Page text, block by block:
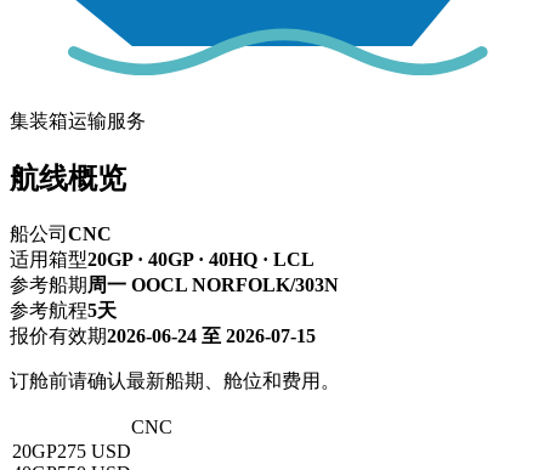
集装箱运输服务
航线概览
船公司 CNC
适用箱型20GP · 40GP · 40HQ · LCL
参考船期 周一 OOCL NORFOLK/303N
参考航程5天
报价有效期2026-06-24 至 2026-07-15
订舱前请确认最新船期、舱位和费用。
CNC
20GP275 USD